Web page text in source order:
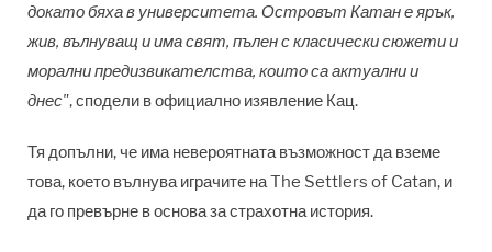
докато бяха в университета. Островът Катан е ярък,
жив, вълнуващ и има свят, пълен с класически сюжети и
морални предизвикателства, които са актуални и
днес", сподели в официално изявление Кац.
Тя допълни, че има невероятната възможност да вземе
това, което вълнува играчите на The Settlers of Catan, и
да го превърне в основа за страхотна история.